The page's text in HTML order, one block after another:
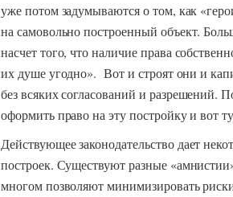
уже потом задумываются о том, как
на самовольно построенный объект.
насчет того, что наличие права
их душе угодно». Вот и строят они и
без всяких согласований и разрешений.
оформить право на эту постройку и вот
Действующее законодательство дает
построек. Существуют разные
многом позволяют минимизировать